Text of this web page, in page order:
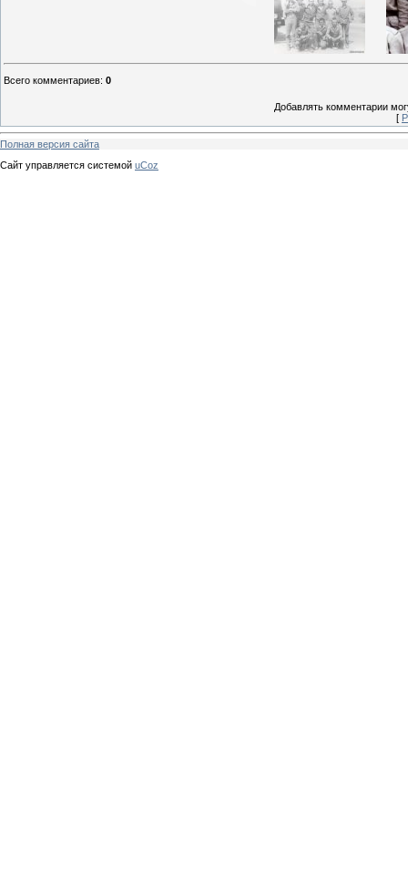
Всего комментариев: 0
Добавлять комментарии
[
Полная версия сайта
Сайт управляется системой uCoz